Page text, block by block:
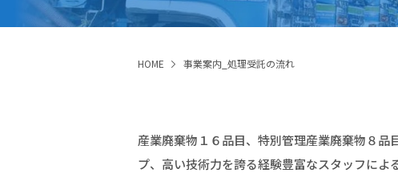
HOME 事業案内_処理受託の流れ
産業廃棄物１６品目、特別管理産業廃棄物８
プ、高い技術力を誇る経験豊富なスタッフによ